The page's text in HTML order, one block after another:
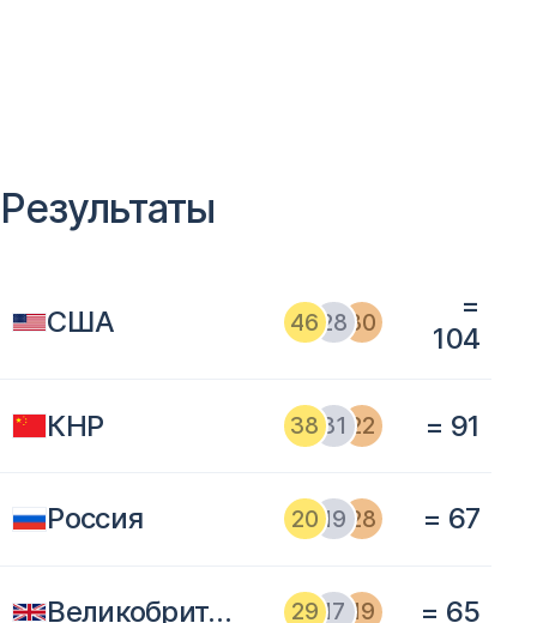
Результаты
США 4628 30
=
104
КНР 3831 22 = 91
Россия 2019 28 = 67
Великобритания 2917 19 = 65